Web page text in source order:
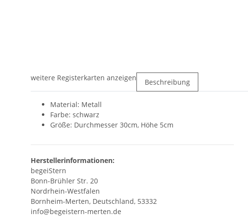
weitere Registerkarten anzeigen Beschreibung
Material: Metall
Farbe: schwarz
Größe: Durchmesser 30cm, Höhe 5cm
Herstellerinformationen:
begeiStern
Bonn-Brühler Str. 20
Nordrhein-Westfalen
Bornheim-Merten, Deutschland, 53332
info@begeistern-merten.de